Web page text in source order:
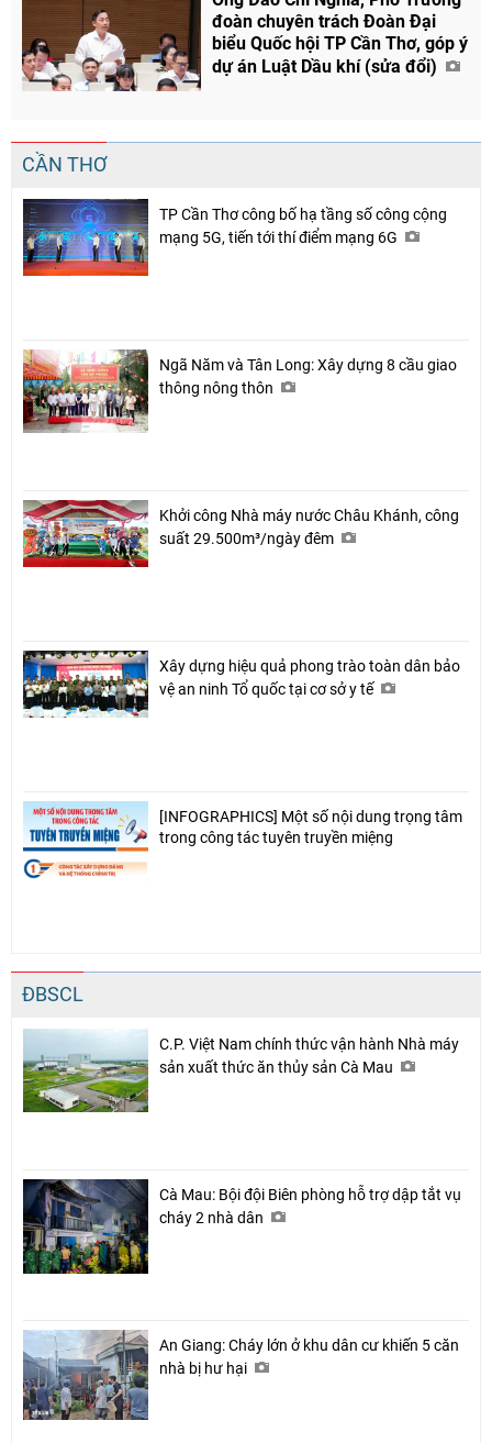
đoàn chuyên trách Đoàn Đại
biểu Quốc hội TP Cần Thơ, góp ý
dự án Luật Dầu khí (sửa đổi)
CẦN THƠ
TP Cần Thơ công bố hạ tầng số công cộng
mạng 5G, tiến tới thí điểm mạng 6G
Ngã Năm và Tân Long: Xây dựng 8 cầu giao
thông nông thôn
Khởi công Nhà máy nước Châu Khánh, công
suất 29.500m³/ngày đêm
Xây dựng hiệu quả phong trào toàn dân bảo
vệ an ninh Tổ quốc tại cơ sở y tế
[INFOGRAPHICS] Một số nội dung trọng tâm
trong công tác tuyên truyền miệng
ĐBSCL
C.P. Việt Nam chính thức vận hành Nhà máy
sản xuất thức ăn thủy sản Cà Mau
Cà Mau: Bội đội Biên phòng hỗ trợ dập tắt vụ
cháy 2 nhà dân
An Giang: Cháy lớn ở khu dân cư khiến 5 căn
nhà bị hư hại